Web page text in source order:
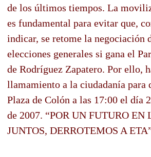
de los últimos tiempos. La
es fundamental para evitar que,
indicar, se retome la negociación
elecciones generales si gana el
de Rodríguez Zapatero. Por ello,
llamamiento a la ciudadanía para
Plaza de Colón a las 17:00 el día
de 2007. “POR UN FUTURO EN
JUNTOS, DERROTEMOS A